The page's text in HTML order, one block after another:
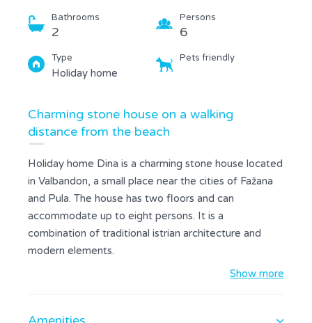
Bathrooms
2
Persons
6
Type
Holiday home
Pets friendly
Charming stone house on a walking
distance from the beach
Holiday home Dina is a charming stone house located
in Valbandon, a small place near the cities of Fažana
and Pula. The house has two floors and can
accommodate up to eight persons. It is a
combination of traditional istrian architecture and
modern elements.
On the ground floor there is a living room with a TV, a
Furthermore, there's a bathroom with a shower.
Show more